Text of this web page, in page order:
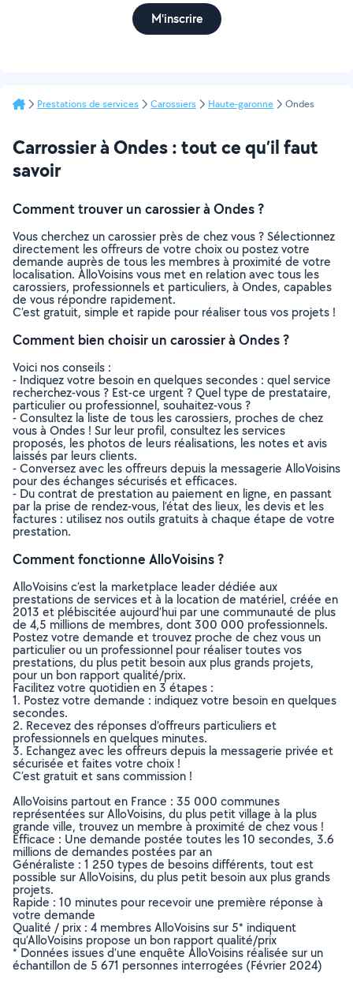
M'inscrire
Prestations de services Carossiers Haute-garonne Ondes
Carrossier à Ondes : tout ce qu’il faut
savoir
Comment trouver un carossier à Ondes ?
Vous cherchez un carossier près de chez vous ? Sélectionnez
directement les offreurs de votre choix ou postez votre
demande auprès de tous les membres à proximité de votre
localisation. AlloVoisins vous met en relation avec tous les
carossiers, professionnels et particuliers, à Ondes, capables
de vous répondre rapidement.
C’est gratuit, simple et rapide pour réaliser tous vos projets !
Comment bien choisir un carossier à Ondes ?
Voici nos conseils :
- Indiquez votre besoin en quelques secondes : quel service
recherchez-vous ? Est-ce urgent ? Quel type de prestataire,
particulier ou professionnel, souhaitez-vous ?
- Consultez la liste de tous les carossiers, proches de chez
vous à Ondes ! Sur leur profil, consultez les services
proposés, les photos de leurs réalisations, les notes et avis
laissés par leurs clients.
- Conversez avec les offreurs depuis la messagerie AlloVoisins
pour des échanges sécurisés et efficaces.
- Du contrat de prestation au paiement en ligne, en passant
par la prise de rendez-vous, l’état des lieux, les devis et les
factures : utilisez nos outils gratuits à chaque étape de votre
prestation.
Comment fonctionne AlloVoisins ?
AlloVoisins c’est la marketplace leader dédiée aux
prestations de services et à la location de matériel, créée en
2013 et plébiscitée aujourd’hui par une communauté de plus
de 4,5 millions de membres, dont 300 000 professionnels.
Postez votre demande et trouvez proche de chez vous un
particulier ou un professionnel pour réaliser toutes vos
prestations, du plus petit besoin aux plus grands projets,
pour un bon rapport qualité/prix.
Facilitez votre quotidien en 3 étapes :
1. Postez votre demande : indiquez votre besoin en quelques
secondes.
2. Recevez des réponses d’offreurs particuliers et
professionnels en quelques minutes.
3. Echangez avec les offreurs depuis la messagerie privée et
sécurisée et faites votre choix !
C’est gratuit et sans commission !
AlloVoisins partout en France : 35 000 communes
représentées sur AlloVoisins, du plus petit village à la plus
grande ville, trouvez un membre à proximité de chez vous !
Efficace : Une demande postée toutes les 10 secondes, 3.6
millions de demandes postées par an
Généraliste : 1 250 types de besoins différents, tout est
possible sur AlloVoisins, du plus petit besoin aux plus grands
projets.
Rapide : 10 minutes pour recevoir une première réponse à
votre demande
Qualité / prix : 4 membres AlloVoisins sur 5* indiquent
qu’AlloVoisins propose un bon rapport qualité/prix
* Données issues d’une enquête AlloVoisins réalisée sur un
échantillon de 5 671 personnes interrogées (Février 2024)